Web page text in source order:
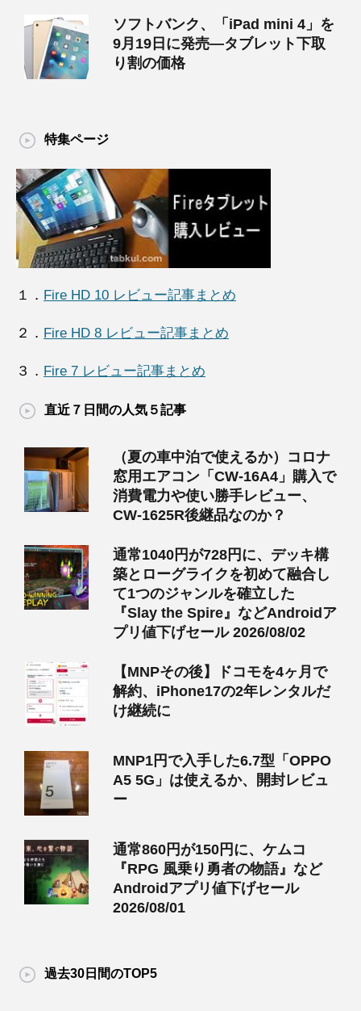
ソフトバンク、「iPad mini 4」を
9月19日に発売―タブレット下取
り割の価格
特集ページ
１． Fire HD 10 レビュー記事まとめ
２． Fire HD 8 レビュー記事まとめ
３． Fire 7 レビュー記事まとめ
直近７日間の人気５記事
（夏の車中泊で使えるか）コロナ
窓用エアコン「CW-16A4」購入で
消費電力や使い勝手レビュー、
CW-1625R後継品なのか？
通常1040円が728円に、デッキ構
築とローグライクを初めて融合し
て1つのジャンルを確立した
『Slay the Spire』などAndroidア
プリ値下げセール 2026/08/02
【MNPその後】ドコモを4ヶ月で
解約、iPhone17の2年レンタルだ
け継続に
MNP1円で入手した6.7型「OPPO
A5 5G」は使えるか、開封レビュ
ー
通常860円が150円に、ケムコ
『RPG 風乗り勇者の物語』など
Androidアプリ値下げセール
2026/08/01
過去30日間のTOP5